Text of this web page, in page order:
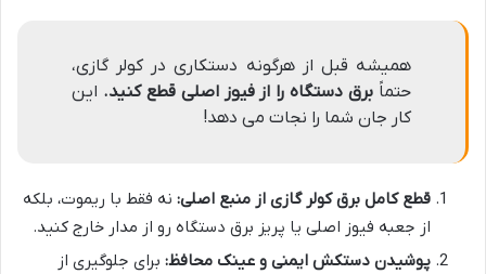
همیشه قبل از هرگونه دستکاری در کولر گازی،
حتماً برق دستگاه را از فیوز اصلی قطع کنید. این
کار جان شما را نجات می دهد!
قطع کامل برق کولر گازی از منبع اصلی: نه فقط با ریموت، بلکه
از جعبه فیوز اصلی یا پریز برق دستگاه رو از مدار خارج کنید.
پوشیدن دستکش ایمنی و عینک محافظ: برای جلوگیری از